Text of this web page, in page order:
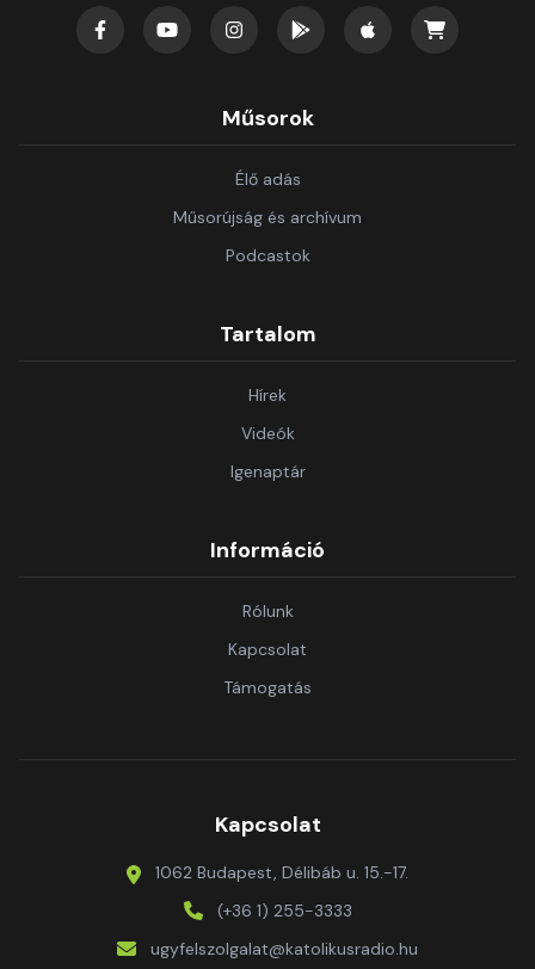
Műsorok
Élő adás
Műsorújság és archívum
Podcastok
Tartalom
Hírek
Videók
Igenaptár
Információ
Rólunk
Kapcsolat
Támogatás
Kapcsolat
1062 Budapest, Délibáb u. 15.-17.
(+36 1) 255-3333
ugyfelszolgalat@katolikusradio.hu